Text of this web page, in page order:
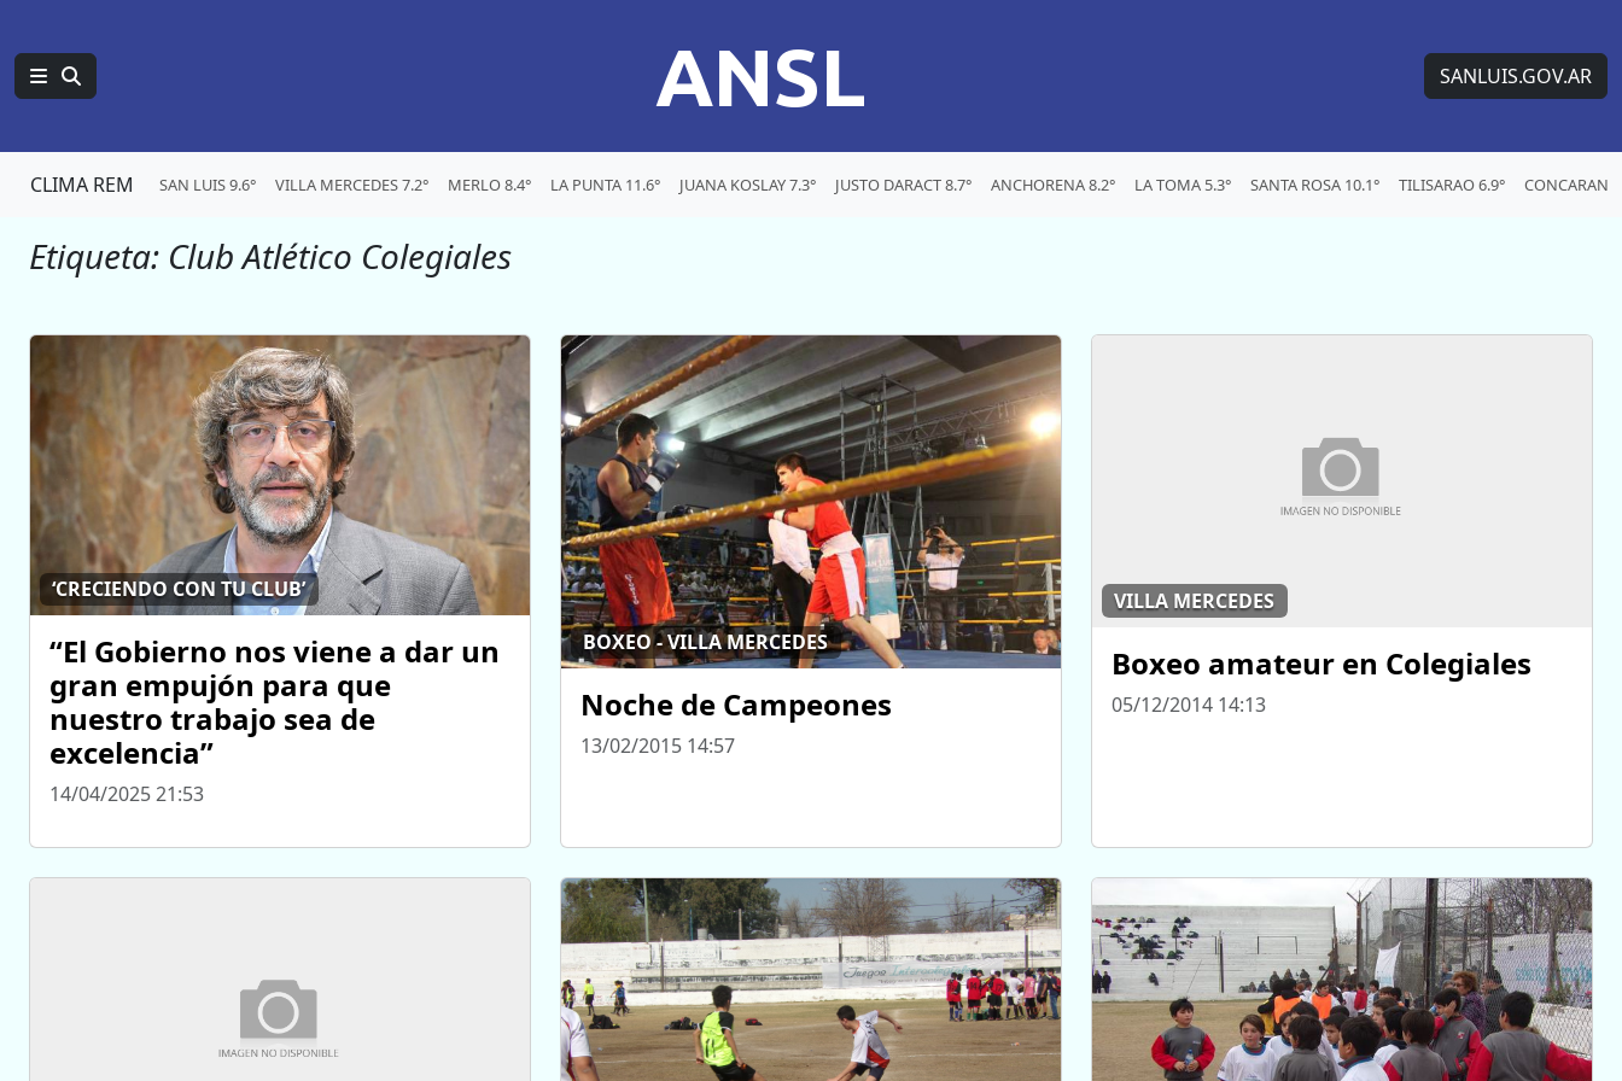
ANSL SANLUIS.GOV.AR
CLIMA REM SAN LUIS 9.6° VILLA MERCEDES 7.2° MERLO 8.4° LA PUNTA 11.6° JUANA KOSLAY 7.3° JUSTO DARACT 8.7° ANCHORENA 8.2° LA TOMA 5.3° SANTA ROSA 10.1° TILISARAO 6.9° CONCARAN
Etiqueta: Club Atlético Colegiales
‘CRECIENDO CON TU CLUB’
“El Gobierno nos viene a dar un
gran empujón para que
nuestro trabajo sea de
excelencia”
14/04/2025 21:53
BOXEO - VILLA MERCEDES
Noche de Campeones
13/02/2015 14:57
VILLA MERCEDES
Boxeo amateur en Colegiales
05/12/2014 14:13